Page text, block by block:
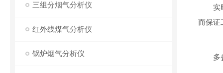
三组分烟气分析仪
红外线煤气分析仪
锅炉烟气分析仪
实
而保证
多